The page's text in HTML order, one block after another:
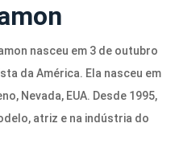
nasceu em 3 de outubro
da América. Ela nasceu em
Nevada, EUA. Desde 1995,
atriz e na indústria do